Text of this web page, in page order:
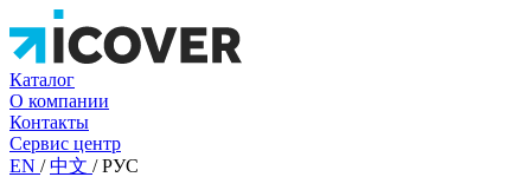
Каталог
О компании
Контакты
Сервис центр
EN /中文 /РУС